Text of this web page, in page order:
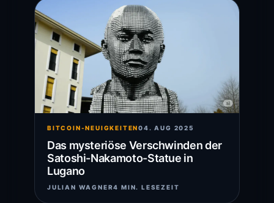
BITCOIN-NEUIGKEITEN04. AUG 2025
Das mysteriöse Verschwinden der
Satoshi-Nakamoto-Statue in
Lugano
JULIAN WAGNER4 MIN. LESEZEIT